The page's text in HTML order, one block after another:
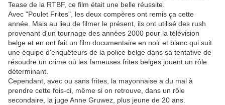
Tease de la RTBF, ce film était une belle réussite.
Avec "Poulet Frites", les deux compères ont remis ça cette
année. Mais au lieu de filmer le présent, ils ont utilisé des rush
provenant d'un tournage des années 2000 pour la télévision
belge et en ont fait un film documentaire en noir et blanc qui suit
une équipe d'enquêteurs de la police belge dans sa tentative de
résoudre un crime où les fameuses frites belges jouent un rôle
déterminant.
Cependant, avec ou sans frites, la mayonnaise a du mal à
prendre cette fois-ci, même si on retrouve, dans un rôle
secondaire, la juge Anne Gruwez, plus jeune de 20 ans.